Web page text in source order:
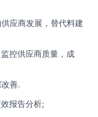
应商发展，替代料建
控供应商质量，成
善.
报告分析;